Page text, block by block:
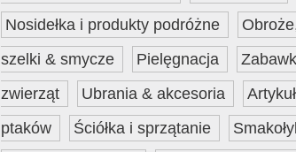
Nosidełka i produkty podróżne
szelki & smycze
Pielęgnacja
zwierząt
Ubrania & akcesoria
ptaków
Ściółka i sprzątanie